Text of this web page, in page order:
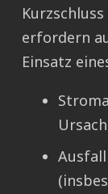
erfordern
Einsatz